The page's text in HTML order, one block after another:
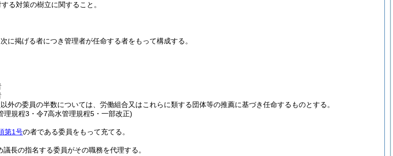
る対策の樹立に関すること。
に掲げる者につき管理者が任命する者をもって構成する。
外の委員の半数については、労働組合又はこれらに類する団体等の推薦に基づき任命するものとする。
理規程3・令7高水管理規程5・一部改正)
第1号の者である委員をもって充てる。
長の指名する委員がその職務を代理する。